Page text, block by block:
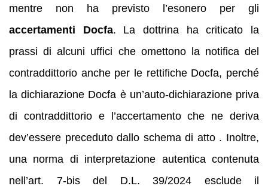
mentre non ha previsto l’esonero per gli
accertamenti Docfa. La dottrina ha criticato la
prassi di alcuni uffici che omettono la notifica del
contraddittorio anche per le rettifiche Docfa, perché
la dichiarazione Docfa è un’auto‑dichiarazione priva
di contraddittorio e l’accertamento che ne deriva
dev’essere preceduto dallo schema di atto . Inoltre,
una norma di interpretazione autentica contenuta
nell’art. 7‑bis del D.L. 39/2024 esclude il